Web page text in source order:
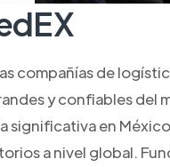
compañías de
y confiables del
significativa en
a nivel global.